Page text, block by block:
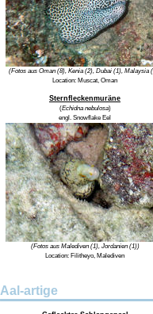
(Fotos aus Oman (8), Kenia (2), Dubai (1), Malaysia
Location: Muscat, Oman
Sternfleckenmuräne
(Echidna nebulosa)
engl. Snowflake Eel
(Fotos aus Malediven (1), Jordanien (1))
Location: Filitheyo, Malediven
Aal-artige